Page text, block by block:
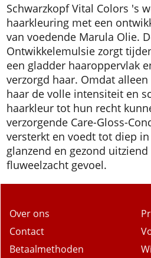
Schwarzkopf Vital Colors 's
haarkleuring met een
van voedende Marula Olie.
Ontwikkelemulsie zorgt
een gladder haaroppervlak
verzorgd haar. Omdat
haar de volle intensiteit en
haarkleur tot hun recht
verzorgende Care-Gloss-
versterkt en voedt tot diep
glanzend en gezond
fluweelzacht gevoel.
Over ons
Contact
Betaalmethoden